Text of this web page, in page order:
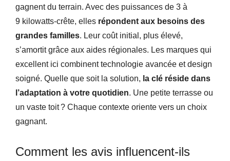
gagnent du terrain. Avec des puissances de 3 à
9 kilowatts-crête, elles répondent aux besoins des
grandes familles. Leur coût initial, plus élevé,
s’amortit grâce aux aides régionales. Les marques qui
excellent ici combinent technologie avancée et design
soigné. Quelle que soit la solution, la clé réside dans
l’adaptation à votre quotidien. Une petite terrasse ou
un vaste toit ? Chaque contexte oriente vers un choix
gagnant.
Comment les avis influencent-ils